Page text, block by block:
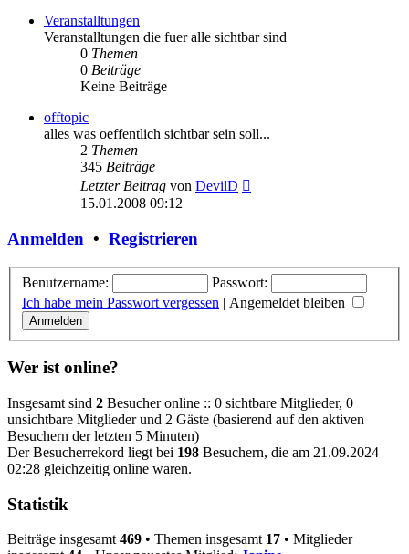
Veranstalltungen
Veranstalltungen die fuer alle sichtbar sind
0 Themen
0 Beiträge
Keine Beiträge
offtopic
alles was oeffentlich sichtbar sein soll...
2 Themen
345 Beiträge
Letzter Beitrag von DevilD
15.01.2008 09:12
Anmelden • Registrieren
Benutzername:
Passwort:
Ich habe mein Passwort vergessen | Angemeldet bleiben
Wer ist online?
Insgesamt sind 2 Besucher online :: 0 sichtbare Mitglieder, 0
unsichtbare Mitglieder und 2 Gäste (basierend auf den aktiven
Besuchern der letzten 5 Minuten)
Der Besucherrekord liegt bei 198 Besuchern, die am 21.09.2024
02:28 gleichzeitig online waren.
Statistik
Beiträge insgesamt 469 • Themen insgesamt 17 • Mitglieder